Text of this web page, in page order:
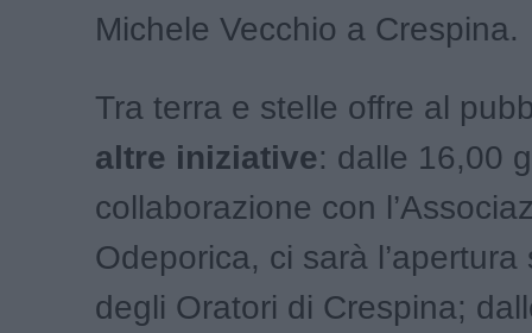
Michele Vecchio a Crespina.
Tra terra e stelle offre al
altre iniziative: dalle 16,00
collaborazione con
Odeporica, ci sarà
degli Oratori di Crespina;